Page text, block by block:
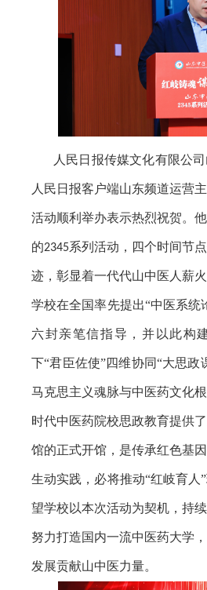
人民日报传媒文化有限公
人民日报客户端山东频道运营
活动顺利举办表示热烈祝贺。
的2345系列活动，四个时间节
迹，彰显着一代代山中医人薪
学校在全国率先提出“中医系统
六封亲笔信指导，并以此构
下“君臣佐使”四维协同“大思政
马克思主义魂脉与中医药文化
时代中医药院校思政教育提供
馆的正式开馆，是传承红色基
生动实践，必将推动“红岐育人
望学校以本次活动为契机，持
努力打造国内一流中医药大学
发展贡献山中医力量。